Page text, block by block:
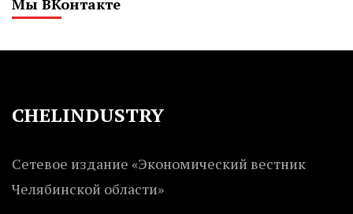
CHELINDUSTRY
Сетевое издание «Экономический вестник
Челябинской области»